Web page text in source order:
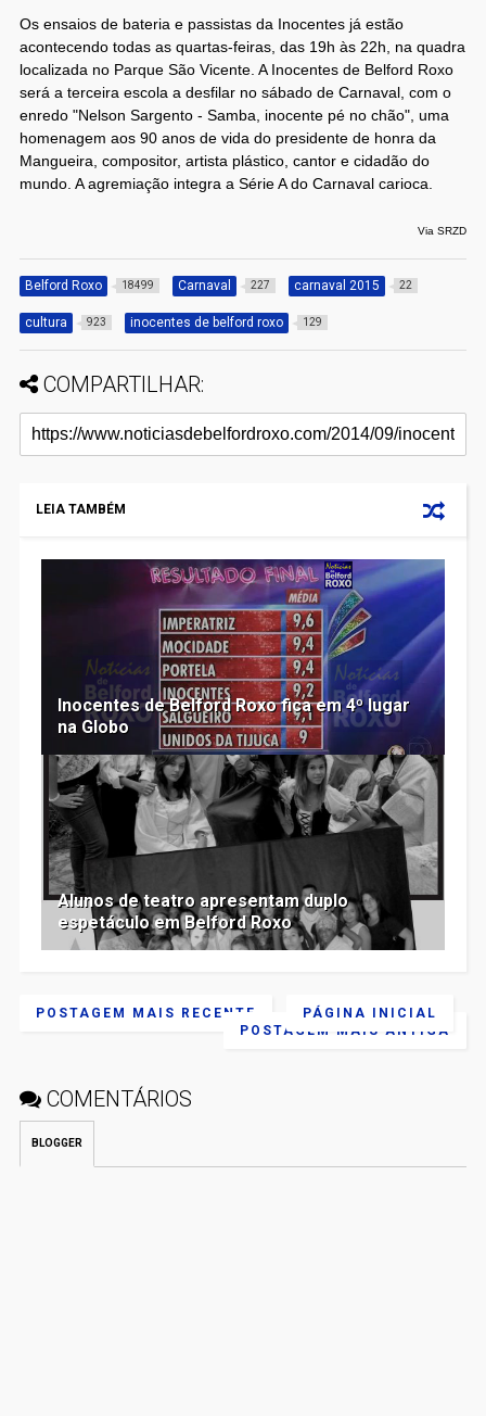
Os ensaios de bateria e passistas da Inocentes já estão
acontecendo todas as quartas-feiras, das 19h às 22h, na quadra
localizada no Parque São Vicente. A Inocentes de Belford Roxo
será a terceira escola a desfilar no sábado de Carnaval, com o
enredo "Nelson Sargento - Samba, inocente pé no chão", uma
homenagem aos 90 anos de vida do presidente de honra da
Mangueira, compositor, artista plástico, cantor e cidadão do
mundo. A agremiação integra a Série A do Carnaval carioca.
Via SRZD
Belford Roxo 18499 Carnaval 227 carnaval 2015 22
cultura 923 inocentes de belford roxo 129
COMPARTILHAR:
LEIA TAMBÉM
Inocentes de Belford Roxo fica em 4º lugar
na Globo
Alunos de teatro apresentam duplo
espetáculo em Belford Roxo
POSTAGEM MAIS RECENTE
POSTAGEM MAIS ANTIGA
PÁGINA INICIAL
COMENTÁRIOS
BLOGGER